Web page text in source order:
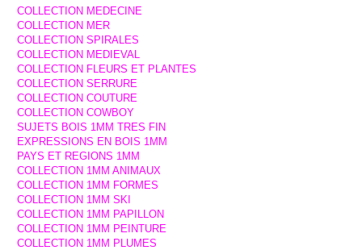
COLLECTION MEDECINE
COLLECTION MER
COLLECTION SPIRALES
COLLECTION MEDIEVAL
COLLECTION FLEURS ET PLANTES
COLLECTION SERRURE
COLLECTION COUTURE
COLLECTION COWBOY
SUJETS BOIS 1MM TRES FIN
EXPRESSIONS EN BOIS 1MM
PAYS ET REGIONS 1MM
COLLECTION 1MM ANIMAUX
COLLECTION 1MM FORMES
COLLECTION 1MM SKI
COLLECTION 1MM PAPILLON
COLLECTION 1MM PEINTURE
COLLECTION 1MM PLUMES